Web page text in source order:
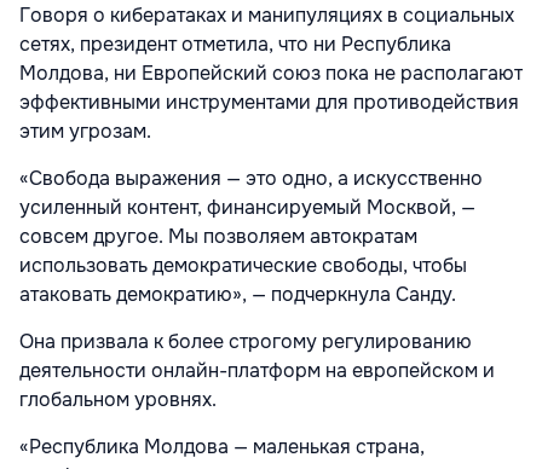
Говоря о кибератаках и манипуляциях в социальных
сетях, президент отметила, что ни Республика
Молдова, ни Европейский союз пока не располагают
эффективными инструментами для противодействия
этим угрозам.
«Свобода выражения — это одно, а искусственно
усиленный контент, финансируемый Москвой, —
совсем другое. Мы позволяем автократам
использовать демократические свободы, чтобы
атаковать демократию», — подчеркнула Санду.
Она призвала к более строгому регулированию
деятельности онлайн-платформ на европейском и
глобальном уровнях.
«Республика Молдова — маленькая страна,